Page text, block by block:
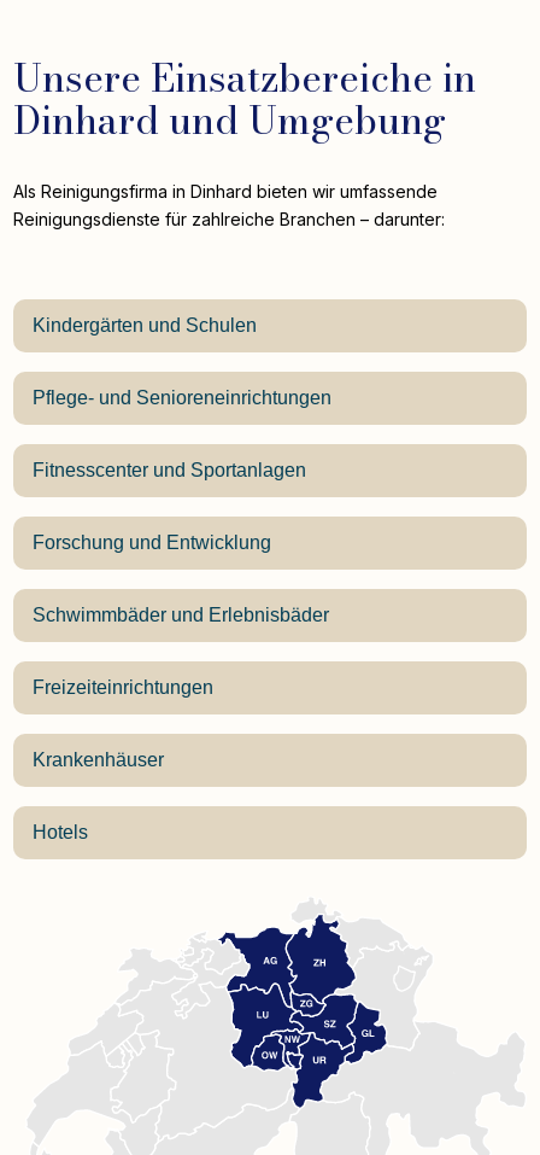
Unsere Einsatzbereiche in
Dinhard und Umgebung
Als Reinigungsfirma in Dinhard bieten wir umfassende
Reinigungsdienste für zahlreiche Branchen – darunter:
Kindergärten und Schulen
Pflege- und Senioreneinrichtungen
Fitnesscenter und Sportanlagen
Forschung und Entwicklung
Schwimmbäder und Erlebnisbäder
Freizeiteinrichtungen
Krankenhäuser
Hotels